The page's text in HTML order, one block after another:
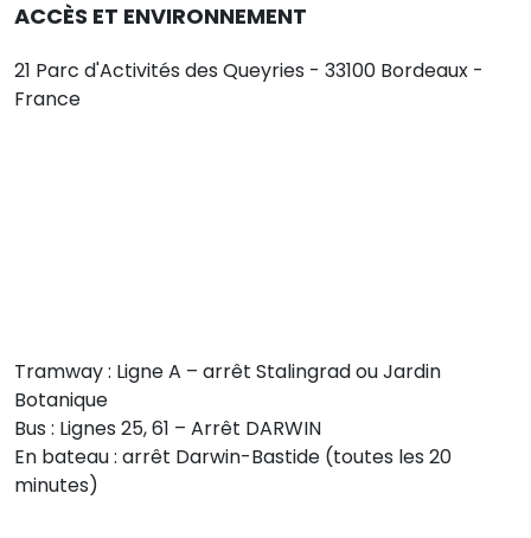
ACCÈS ET ENVIRONNEMENT
21 Parc d'Activités des Queyries - 33100 Bordeaux -
France
Tramway : Ligne A – arrêt Stalingrad ou Jardin
Botanique
Bus : Lignes 25, 61 – Arrêt DARWIN
En bateau : arrêt Darwin-Bastide (toutes les 20
minutes)